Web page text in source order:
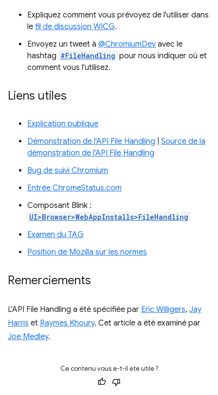
Expliquez comment vous prévoyez de l'utiliser dans
le fil de discussion WICG.
Envoyez un tweet à @ChromiumDev avec le
hashtag #FileHandling pour nous indiquer où et
comment vous l'utilisez.
Liens utiles
Explication publique
Démonstration de l'API File Handling
Source de la
démonstration de l'API File Handling
Bug de suivi Chromium
Entrée ChromeStatus.com
Composant Blink :
UI>Browser>WebAppInstalls>FileHandling
Examen du TAG
Position de Mozilla sur les normes
Remerciements
L'API File Handling a été spécifiée par Eric Willigers, Jay
Harris et Raymes Khoury. Cet article a été examiné par
Joe Medley.
Ce contenu vous a-t-il été utile ?